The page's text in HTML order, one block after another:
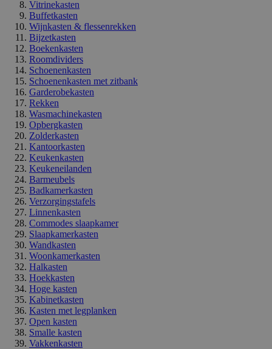
Vitrinekasten
Buffetkasten
Wijnkasten & flessenrekken
Bijzetkasten
Boekenkasten
Roomdividers
Schoenenkasten
Schoenenkasten met zitbank
Garderobekasten
Rekken
Wasmachinekasten
Opbergkasten
Zolderkasten
Kantoorkasten
Keukenkasten
Keukeneilanden
Barmeubels
Badkamerkasten
Verzorgingstafels
Linnenkasten
Commodes slaapkamer
Slaapkamerkasten
Wandkasten
Woonkamerkasten
Halkasten
Hoekkasten
Hoge kasten
Kabinetkasten
Kasten met legplanken
Open kasten
Smalle kasten
Vakkenkasten